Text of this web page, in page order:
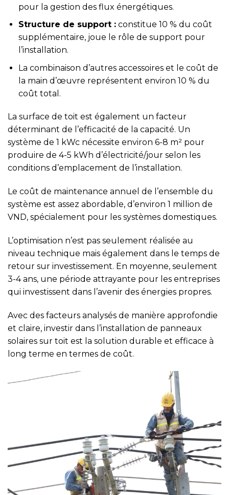
pour la gestion des flux énergétiques.
Structure de support :constitue 10 % du coût
supplémentaire, joue le rôle de support pour
l’installation.
La combinaison d’autres accessoires et le coût de
la main d’œuvre représentent environ 10 % du
coût total.
La surface de toit est également un facteur
déterminant de l’efficacité de la capacité. Un
système de 1 kWc nécessite environ 6-8 m² pour
produire de 4-5 kWh d’électricité/jour selon les
conditions d’emplacement de l’installation.
Le coût de maintenance annuel de l’ensemble du
système est assez abordable, d’environ 1 million de
VND, spécialement pour les systèmes domestiques.
L’optimisation n’est pas seulement réalisée au
niveau technique mais également dans le temps de
retour sur investissement. En moyenne, seulement
3-4 ans, une période attrayante pour les entreprises
qui investissent dans l’avenir des énergies propres.
Avec des facteurs analysés de manière approfondie
et claire, investir dans l’installation de panneaux
solaires sur toit est la solution durable et efficace à
long terme en termes de coût.